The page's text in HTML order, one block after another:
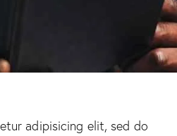
adipisicing elit, sed do